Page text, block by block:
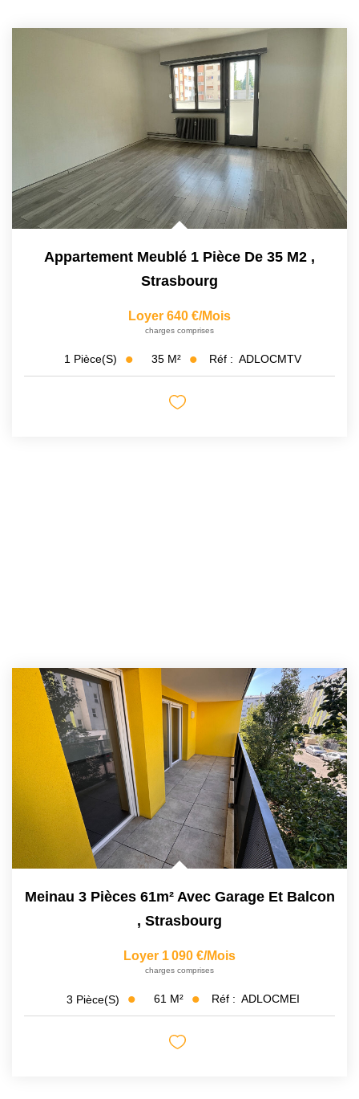
Appartement Meublé 1 Pièce De 35 M2 ,
Strasbourg
Loyer 640 €/mois
charges comprises
1 Pièce(s) 35 M² Réf : ADLOCMTV
Meinau 3 Pièces 61m² Avec Garage Et Balcon
, Strasbourg
Loyer 1 090 €/mois
charges comprises
3 Pièce(s) 61 M² Réf : ADLOCMEI